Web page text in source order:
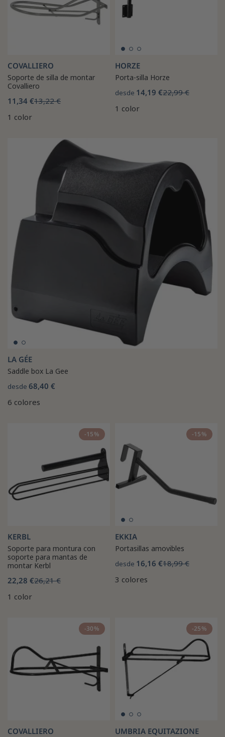
COVALLIERO
Soporte de silla de montar
Covalliero
11,34 €13,22 €
1 color
HORZE
Porta-silla Horze
desde 14,19 €22,99 €
1 color
LA GÉE
Saddle box La Gee
desde 68,40 €
6 colores
-15%
KERBL
Soporte para montura con
soporte para mantas de
montar Kerbl
22,28 €26,21 €
1 color
-15%
EKKIA
Portasillas amovibles
desde 16,16 €18,99 €
3 colores
-30%
COVALLIERO
-25%
UMBRIA EQUITAZIONE